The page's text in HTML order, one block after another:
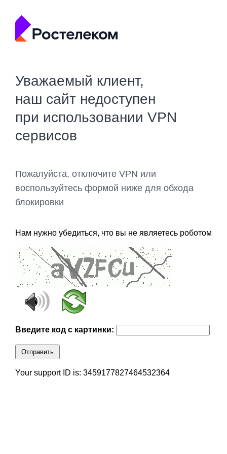
Уважаемый клиент,
наш сайт недоступен
при использовании VPN
сервисов
Пожалуйста, отключите VPN или
воспользуйтесь формой ниже для обхода
блокировки
Нам нужно убедиться, что вы не являетесь роботом
Введите код с картинки:
Отправить
Your support ID is: 3459177827464532364